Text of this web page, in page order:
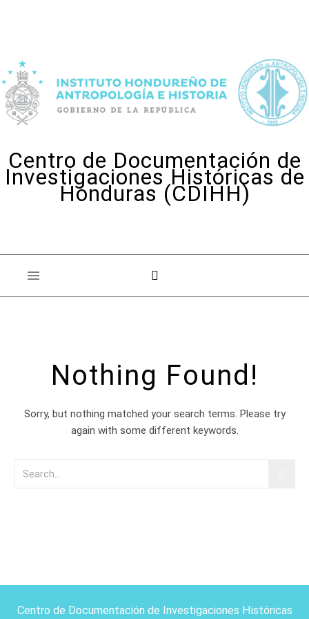
Centro de Documentación de
Investigaciones Históricas de
Honduras (CDIHH)
Nothing Found!
Sorry, but nothing matched your search terms. Please try
again with some different keywords.
Centro de Documentación de Investigaciones Históricas